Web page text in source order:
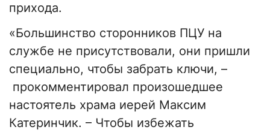
прихода.
«Большинство сторонников ПЦУ на
службе не присутствовали, они пришли
специально, чтобы забрать ключи, –
прокомментировал произошедшее
настоятель храма иерей Максим
Катеринчик. – Чтобы избежать